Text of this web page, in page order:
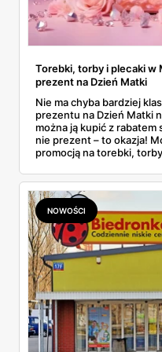
Torebki, torby i plecaki w
prezent na Dzień Matki
Nie ma chyba bardziej
prezentu na Dzień Matki
można ją kupić z
nie prezent – to okazja!
promocją na torebki,
NOWOŚCI